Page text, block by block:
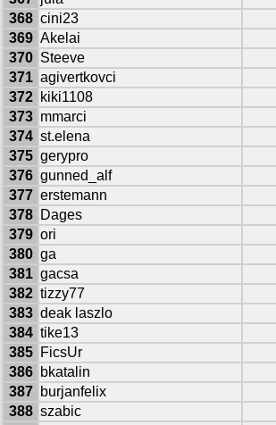
368 cini23
369 Akelai
370 Steeve
371 agivertkovci
372
kiki1108
373 mmarci
374 st.elena
375 gerypro
376 gunned_alf
377 erstemann
378
Dages
379 ori
380 ga
381 gacsa
382 tizzy77
383 deak laszlo
384 tike13
385
FicsUr
386
bkatalin
387
burjanfelix
388 szabic